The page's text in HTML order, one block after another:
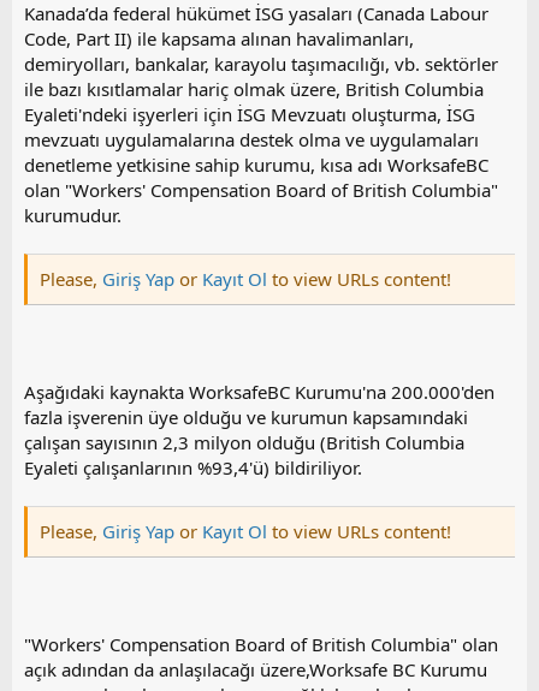
Kanada’da federal hükümet İSG yasaları (Canada Labour
Code, Part II) ile kapsama alınan havalimanları,
demiryolları, bankalar, karayolu taşımacılığı, vb. sektörler
ile bazı kısıtlamalar hariç olmak üzere, British Columbia
Eyaleti'ndeki işyerleri için İSG Mevzuatı oluşturma, İSG
mevzuatı uygulamalarına destek olma ve uygulamaları
denetleme yetkisine sahip kurumu, kısa adı WorksafeBC
olan "Workers' Compensation Board of British Columbia"
kurumudur.
Please, Giriş Yap or Kayıt Ol to view URLs content!
Aşağıdaki kaynakta WorksafeBC Kurumu'na 200.000'den
fazla işverenin üye olduğu ve kurumun kapsamındaki
çalışan sayısının 2,3 milyon olduğu (British Columbia
Eyaleti çalışanlarının %93,4'ü) bildiriliyor.
Please, Giriş Yap or Kayıt Ol to view URLs content!
"Workers' Compensation Board of British Columbia" olan
açık adından da anlaşılacağı üzere,Worksafe BC Kurumu